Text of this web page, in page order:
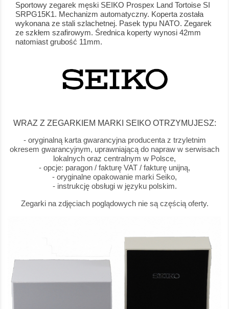
Sportowy zegarek męski SEIKO Prospex Land Tortoise SI
SRPG15K1. Mechanizm automatyczny. Koperta została
wykonana ze stali szlachetnej. Pasek typu NATO. Zegarek
ze szkłem szafirowym. Średnica koperty wynosi 42mm
natomiast grubość 11mm.
WRAZ Z ZEGARKIEM MARKI SEIKO OTRZYMUJESZ:
- oryginalną karta gwarancyjna producenta z trzyletnim
okresem gwarancyjnym, uprawniającą do napraw w serwisach
lokalnych oraz centralnym w Polsce,
- opcje: paragon / fakturę VAT / fakturę unijną,
- oryginalne opakowanie marki Seiko,
- instrukcję obsługi w języku polskim.
Zegarki na zdjęciach poglądowych nie są częścią oferty.